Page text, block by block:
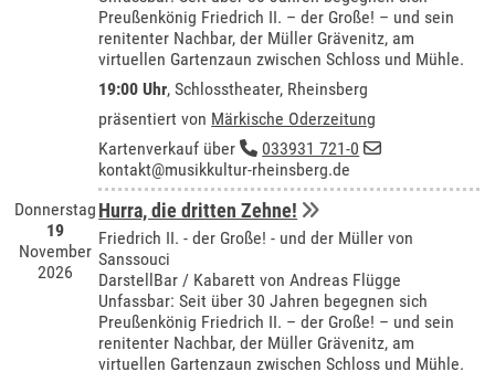
Preußenkönig Friedrich II. – der Große! – und sein
renitenter Nachbar, der Müller Grävenitz, am
virtuellen Gartenzaun zwischen Schloss und Mühle.
19:00 Uhr,Schlosstheater, Rheinsberg
präsentiert von Märkische Oderzeitung
Kartenverkauf über
033931 721-0
kontakt@musikkultur-rheinsberg.de
Donnerstag
19
November
2026
Hurra, die dritten Zehne!
Friedrich II. - der Große! - und der Müller von
Sanssouci
DarstellBar / Kabarett von Andreas Flügge
Unfassbar: Seit über 30 Jahren begegnen sich
Preußenkönig Friedrich II. – der Große! – und sein
renitenter Nachbar, der Müller Grävenitz, am
virtuellen Gartenzaun zwischen Schloss und Mühle.